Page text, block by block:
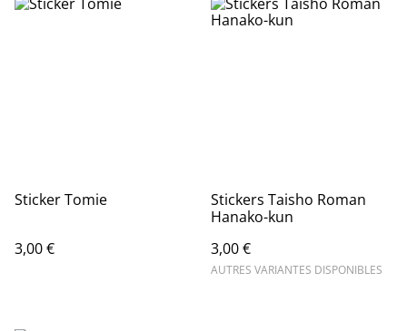
Sticker Tomie
3,00 €
Stickers Taisho Roman
Hanako-kun
3,00 €
AUTRES VARIANTES DISPONIBLES